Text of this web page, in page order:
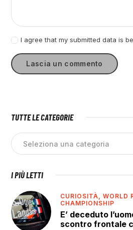
I agree that my submitted data is
TUTTE LE CATEGORIE
I PIÙ LETTI
CURIOSITÀ,WORLD
CHAMPIONSHIP
E’ deceduto
scontro frontale